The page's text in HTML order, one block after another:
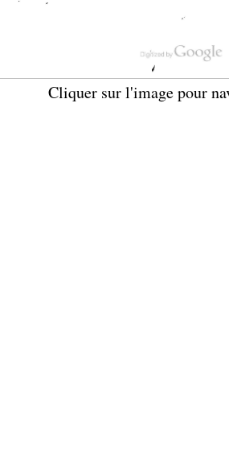
Cliquer sur l'image pour